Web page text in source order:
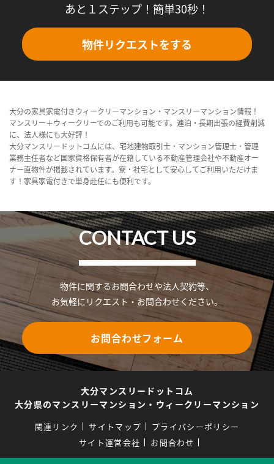
あと１ステップ！簡単30秒！
物件リクエストをする
大分の家具家電付きウィークリーマンション・マンスリーマンション情報！
マンスリー＋ウィークリーでのご利用も可能です。連泊・長期出張の経費削減
に、法人様にも大好評！
大分マンスリードットコムには、宅地建物取引士・マンション管理士・管理
業務主任者など国家資格保有者が在籍している不動産管理会社や不動産オー
ナー直物件が掲載されています。寮・社宅として安心してご利用いただけま
す！家具家電付きで単身赴任にも便利です。
CONTACT US
物件に関するお問合わせや法人契約等、
お気軽にリクエスト・お問合わせください。
お問合わせフォーム
大分マンスリードットコム
大分県のマンスリーマンション・ウィークリーマンション
関連リンク サイトマップ
プライバシーポリシー
サイト運営会社
お問合わせ